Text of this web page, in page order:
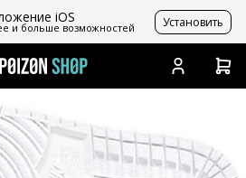
iOS
и больше возможностей Установить